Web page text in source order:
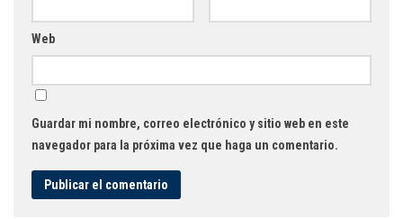
Web
Guardar mi nombre, correo electrónico y sitio web en este
navegador para la próxima vez que haga un comentario.